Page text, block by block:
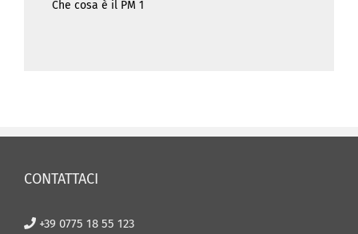
Che cosa è il PM 1
CONTATTACI
+39 0775 18 55 123